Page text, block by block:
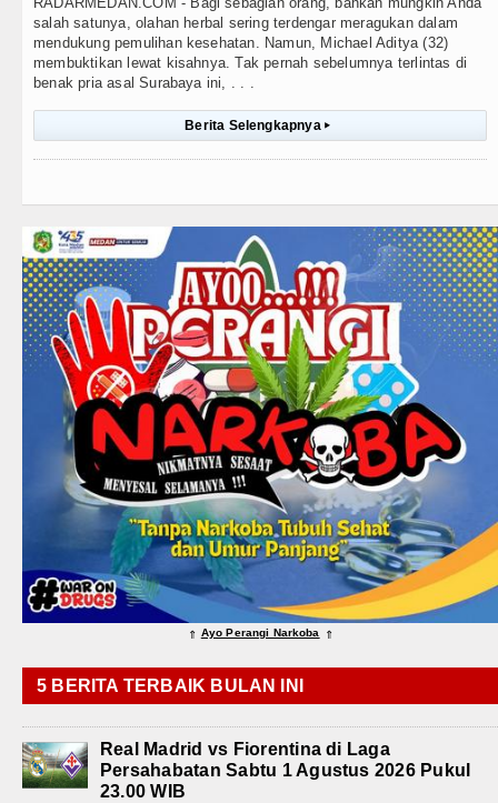
salah satunya, olahan herbal sering terdengar meragukan dalam
mendukung pemulihan kesehatan. Namun, Michael Aditya (32)
membuktikan lewat kisahnya. Tak pernah sebelumnya terlintas di
benak pria asal Surabaya ini, . . .
Berita Selengkapnya ▸
⇑ Ayo Perangi Narkoba ⇑
5 BERITA TERBAIK BULAN INI
Real Madrid vs Fiorentina di Laga
Persahabatan Sabtu 1 Agustus 2026 Pukul
23.00 WIB